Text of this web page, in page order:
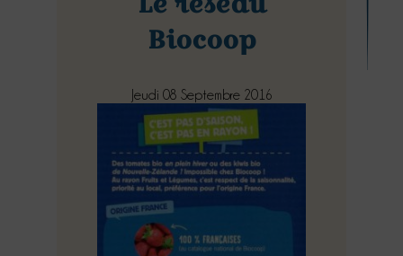
Biocoop
Jeudi 08 Septembre 2016